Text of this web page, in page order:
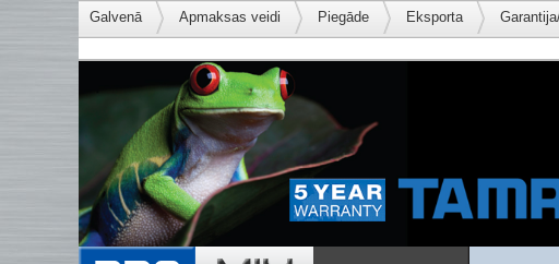
Galvenā Apmaksas veidi Piegāde Eksporta